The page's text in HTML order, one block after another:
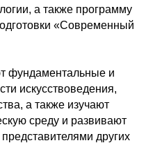
а также программу
«Современный
фундаментальные и
искусствоведения,
а также изучают
среду и развивают
других